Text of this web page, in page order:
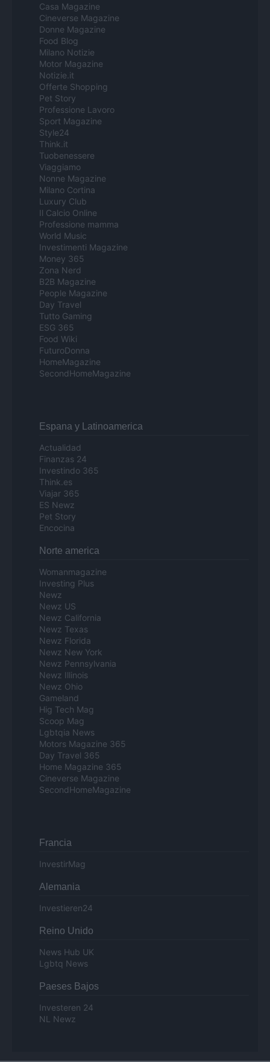
Casa Magazine
Cineverse Magazine
Donne Magazine
Food Blog
Milano Notizie
Motor Magazine
Notizie.it
Offerte Shopping
Pet Story
Professione Lavoro
Sport Magazine
Style24
Think.it
Tuobenessere
Viaggiamo
Nonne Magazine
Milano Cortina
Luxury Club
Il Calcio Online
Professione mamma
World Music
Investimenti Magazine
Money 365
Zona Nerd
B2B Magazine
People Magazine
Day Travel
Tutto Gaming
ESG 365
Food Wiki
FuturoDonna
HomeMagazine
SecondHomeMagazine
Espana y Latinoamerica
Actualidad
Finanzas 24
Investindo 365
Think.es
Viajar 365
ES Newz
Pet Story
Encocina
Norte america
Womanmagazine
Investing Plus
Newz
Newz US
Newz California
Newz Texas
Newz Florida
Newz New York
Newz Pennsylvania
Newz Illinois
Newz Ohio
Gameland
Hig Tech Mag
Scoop Mag
Lgbtqia News
Motors Magazine 365
Day Travel 365
Home Magazine 365
Cineverse Magazine
SecondHomeMagazine
Francia
InvestirMag
Alemania
Investieren24
Reino Unido
News Hub UK
Lgbtq News
Paeses Bajos
Investeren 24
NL Newz